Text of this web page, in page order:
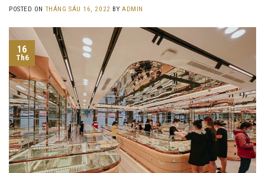
POSTED ON THÁNG SÁU 16, 2022 BY ADMIN
16
Th6